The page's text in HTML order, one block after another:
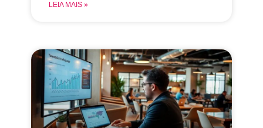
LEIA MAIS »